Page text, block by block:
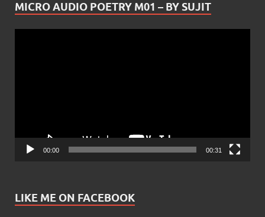
MICRO AUDIO POETRY M01 – BY SUJIT
00:00 00:31
LIKE ME ON FACEBOOK